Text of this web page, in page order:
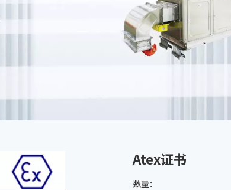
Atex证书
数量：